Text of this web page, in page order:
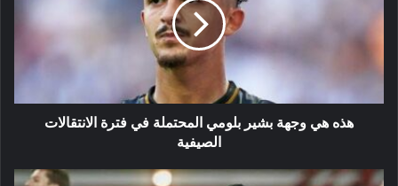
بشير
بلومي
في
الانتقالات
الصيفيةهذه هي وجهة بشير بلومي المحتملة في فترة الانتقالات
الصيفية
عبد